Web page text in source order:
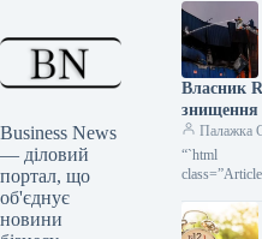
Business News
— діловий
портал, що
об'єднує
новини
Власник
знищення
Палажка
“`html
src="/wp-
content/